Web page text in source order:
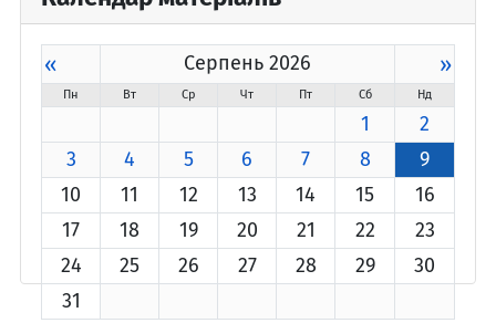
« Серпень 2026 »
Пн Вт Ср Чт Пт Сб Нд
1
2
3
4 5 6 7 8
9
10
11 12 13 14 15
16
17
18 19 20 21 22
23
24
25 26 27 28 29
30
31